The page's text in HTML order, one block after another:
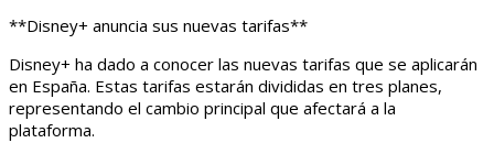
**Disney+ anuncia sus nuevas tarifas**
Disney+ ha dado a conocer las nuevas tarifas que se aplicarán
en España. Estas tarifas estarán divididas en tres planes,
representando el cambio principal que afectará a la
plataforma.